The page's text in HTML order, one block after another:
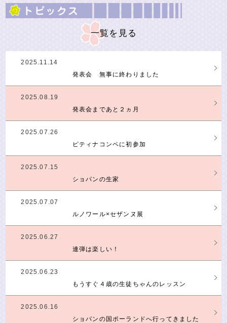
一覧を見る
2025.11.14
発表会 無事に終わりました
2025.08.19
発表会まであと２ヵ月
2025.07.26
ピティナコンペに初参加
2025.07.15
ショパンの生家
2025.07.07
ルノワール×セザンヌ展
2025.06.27
連弾は楽しい！
2025.06.23
もうすぐ４歳の生徒ちゃんのレッスン
2025.06.16
ショパンの国ポーランドへ行ってきました